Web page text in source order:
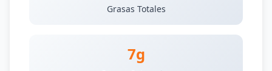
Grasas Totales
7g